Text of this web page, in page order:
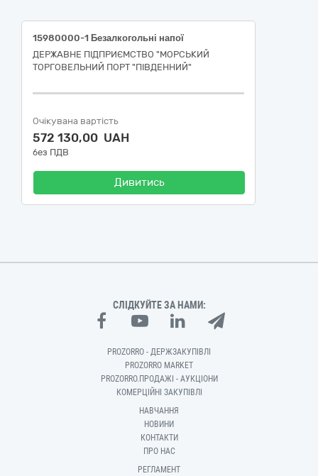
15980000-1 Безалкогольні напої
ДЕРЖАВНЕ ПІДПРИЄМСТВО "МОРСЬКИЙ
ТОРГОВЕЛЬНИЙ ПОРТ "ПІВДЕННИЙ"
Очікувана вартість
572 130,00 UAH
без ПДВ
Дивитись
СЛІДКУЙТЕ ЗА НАМИ:
PROZORRO - ДЕРЖЗАКУПІВЛІ
PROZORRO MARKET
PROZORRO.ПРОДАЖІ - АУКЦІОНИ
КОМЕРЦІЙНІ ЗАКУПІВЛІ
НАВЧАННЯ
НОВИНИ
КОНТАКТИ
ПРО НАС
РЕГЛАМЕНТ